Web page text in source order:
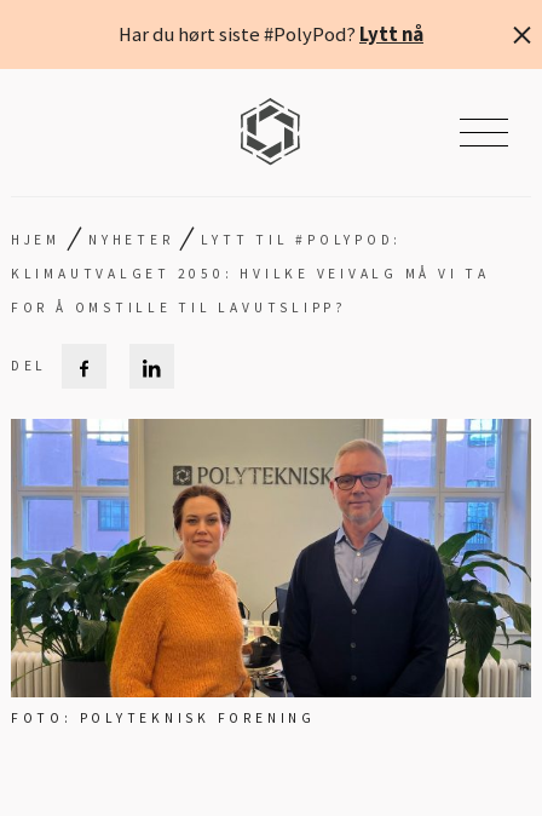
Har du hørt siste #PolyPod? Lytt nå
HJEM / NYHETER / LYTT TIL #POLYPOD:
KLIMAUTVALGET 2050: HVILKE VEIVALG MÅ VI TA
FOR Å OMSTILLE TIL LAVUTSLIPP?
FOTO: POLYTEKNISK FORENING